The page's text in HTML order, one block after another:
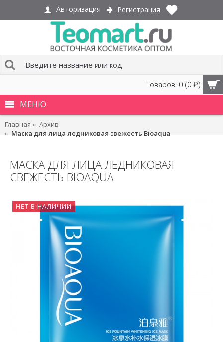
Авторизация Регистрация
Товаров: 0 (0 ₽)
МЕНЮ
Главная
Архив
Маска для лица ледниковая свежесть Bioaqua
МАСКА ДЛЯ ЛИЦА ЛЕДНИКОВАЯ
СВЕЖЕСТЬ BIOAQUA
НЕТ В НАЛИЧИИ